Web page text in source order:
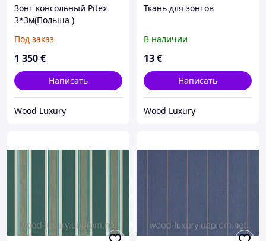
Зонт консольный Pitex
3*3м(Польша )
Под заказ
1 350€
Написать
Wood Luxury
Ткань для зонтов
В наличии
13€
Написать
Wood Luxury